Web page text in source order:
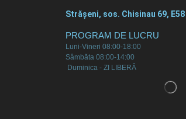
Străşeni, sos. Chisinau 69, E58
PROGRAM DE LUCRU
Luni-Vineri 08:00-18:00
Sâmbăta 08:00-14:00
Duminica - ZI LIBERĂ